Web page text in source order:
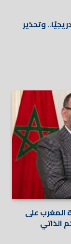
وتحذير
المغرب على
الذاتي